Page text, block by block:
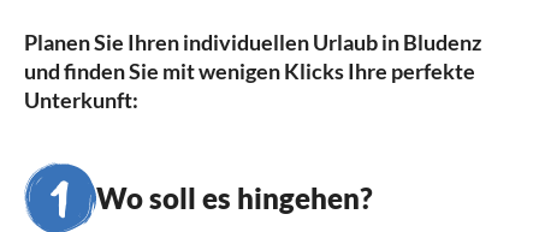
Planen Sie Ihren individuellen Urlaub in Bludenz
und finden Sie mit wenigen Klicks Ihre perfekte
Unterkunft:
Wo soll es hingehen?